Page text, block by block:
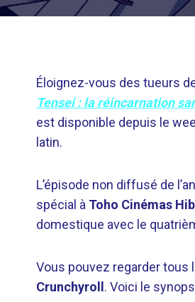
Éloignez-vous des tueurs
Tensei : la réincarnation
est disponible depuis le
latin.
L’épisode non diffusé de
spécial à Toho Cinémas
domestique avec le
Vous pouvez regarder tous
Crunchyroll . Voici le